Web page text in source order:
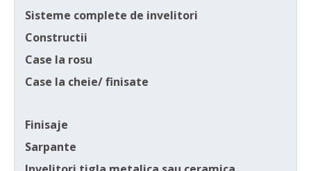
Sisteme complete de invelitori
Constructii
Case la rosu
Case la cheie/ finisate
Finisaje
Sarpante